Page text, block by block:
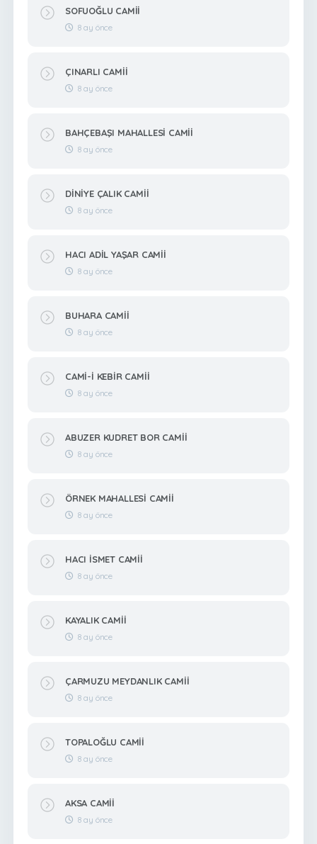
SOFUOĞLU CAMİİ
8 ay önce
ÇINARLI CAMİİ
8 ay önce
BAHÇEBAŞI MAHALLESİ CAMİİ
8 ay önce
DİNİYE ÇALIK CAMİİ
8 ay önce
HACI ADİL YAŞAR CAMİİ
8 ay önce
BUHARA CAMİİ
8 ay önce
CAMİ-İ KEBİR CAMİİ
8 ay önce
ABUZER KUDRET BOR CAMİİ
8 ay önce
ÖRNEK MAHALLESİ CAMİİ
8 ay önce
HACI İSMET CAMİİ
8 ay önce
KAYALIK CAMİİ
8 ay önce
ÇARMUZU MEYDANLIK CAMİİ
8 ay önce
TOPALOĞLU CAMİİ
8 ay önce
AKSA CAMİİ
8 ay önce